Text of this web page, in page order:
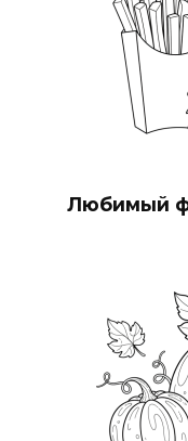
Любимый